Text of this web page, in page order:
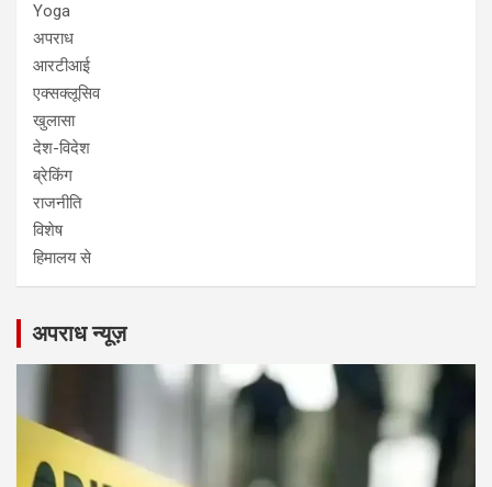
Yoga
अपराध
आरटीआई
एक्सक्लूसिव
खुलासा
देश-विदेश
ब्रेकिंग
राजनीति
विशेष
हिमालय से
अपराध न्यूज़